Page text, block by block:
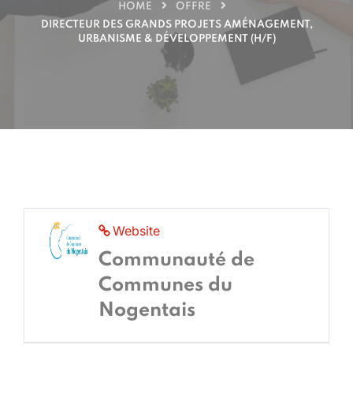
HOME
OFFRE
DIRECTEUR DES GRANDS PROJETS AMÉNAGEMENT,
URBANISME & DÉVELOPPEMENT (H/F)
Website
Communauté de
Communes du
Nogentais